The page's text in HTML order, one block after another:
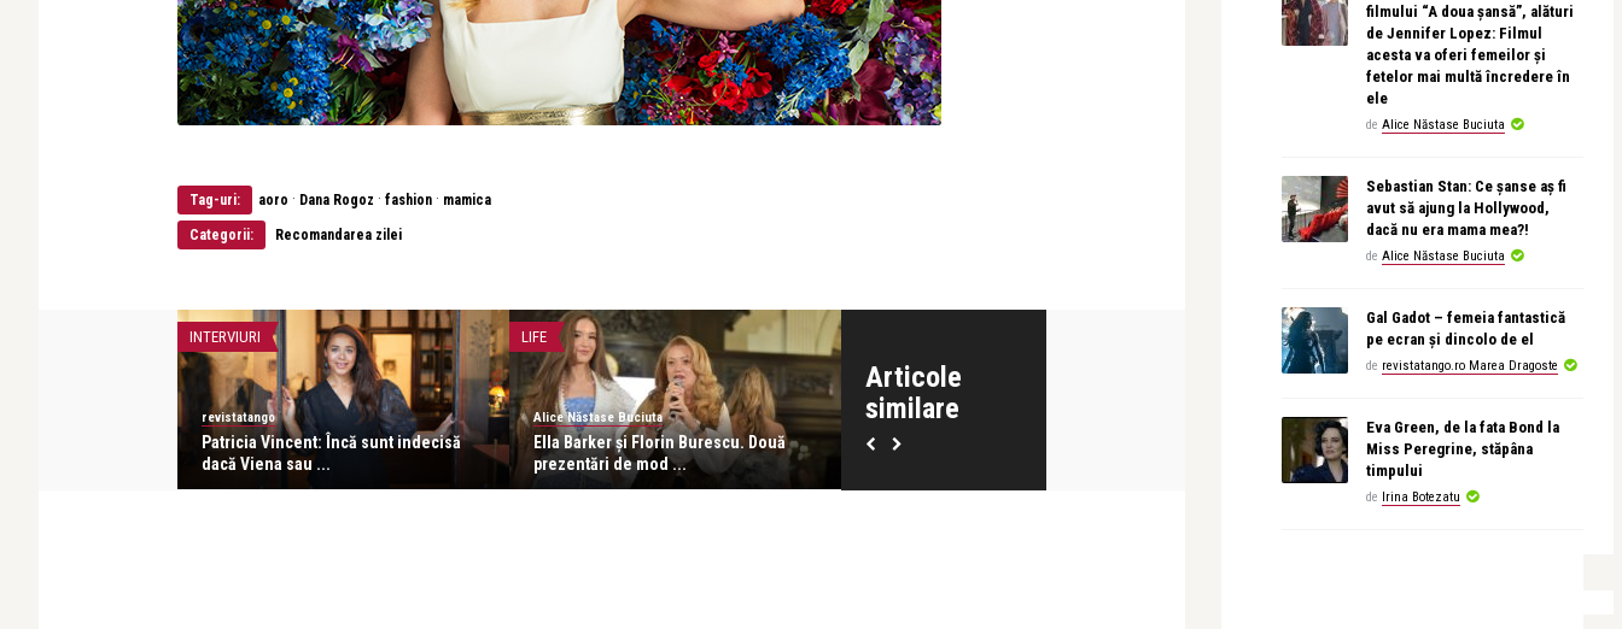
Tag-uri: aoro · Dana Rogoz · fashion · mamica
Categorii: Recomandarea zilei
Articole
similare
INTERVIURI
revistatango
Patricia Vincent: Încă sunt indecisă
dacă Viena sau ...
LIFE
Alice Năstase Buciuta
Ella Barker și Florin Burescu. Două
prezentări de mod ...
Alice Năstase Buciuta
Sarmizegetusa by Liza Panait – O
Alice Năstase Buciuta
Doruri românești, rochii splendide,
muzică desăvâr� ...
ADVERT
Alex Pub
Ce rochie
filmului “A doua șansă”, alături
de Jennifer Lopez: Filmul
acesta va oferi femeilor și
fetelor mai multă încredere în
ele
de Alice Năstase Buciuta
Sebastian Stan: Ce șanse aș fi
avut să ajung la Hollywood,
dacă nu era mama mea?!
de Alice Năstase Buciuta
Gal Gadot – femeia fantastică
pe ecran și dincolo de el
de revistatango.ro Marea Dragoste
Eva Green, de la fata Bond la
Miss Peregrine, stăpâna
timpului
de Irina Botezatu